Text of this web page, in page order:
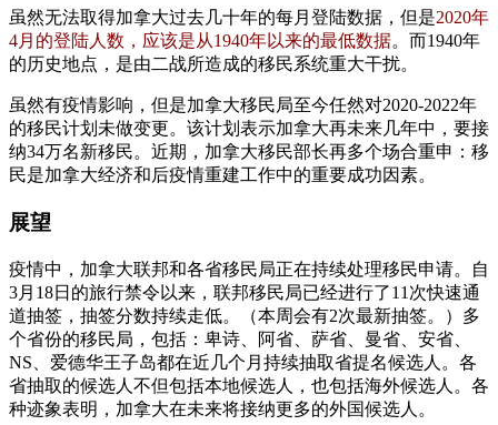
新
移
民
登
陆
虽然无法取得加拿大过去几十年的每月登陆数据，但是2020年
4月的登陆人数，应该是从1940年以来的最低数据。而1940年
的历史地点，是由二战所造成的移民系统重大干扰。
虽然有疫情影响，但是加拿大移民局至今任然对2020-2022年
的移民计划未做变更。该计划表示加拿大再未来几年中，要接
纳34万名新移民。近期，加拿大移民部长再多个场合重申：移
民是加拿大经济和后疫情重建工作中的重要成功因素。
展望
疫情中，加拿大联邦和各省移民局正在持续处理移民申请。自
3月18日的旅行禁令以来，联邦移民局已经进行了11次快速通
道抽签，抽签分数持续走低。（本周会有2次最新抽签。）多
个省份的移民局，包括：卑诗、阿省、萨省、曼省、安省、
NS、爱德华王子岛都在近几个月持续抽取省提名候选人。各
省抽取的候选人不但包括本地候选人，也包括海外候选人。各
种迹象表明，加拿大在未来将接纳更多的外国候选人。